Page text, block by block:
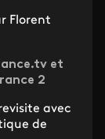
Florent
et
2
avec
de